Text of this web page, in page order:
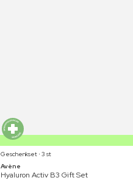
Geschenkset ⋅ 3 st
Avène
Hyaluron Activ B3 Gift Set